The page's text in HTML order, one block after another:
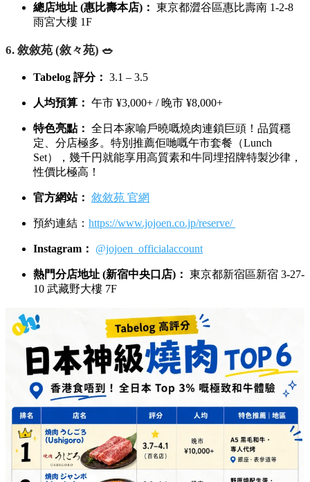
總店地址 (惠比壽本店)： 東京都澀谷區惠比壽南 1-2-8
雨宮大樓 1F
6. 敘敘苑 (敘々苑) 🥗
Tabelog 評分： 3.1 – 3.5
人均預算： 午市 ¥3,000+ / 晚市 ¥8,000+
特色亮點： 全日本家喻戶曉嘅燒肉連鎖巨頭！品質穩
定、分店極多。特別推薦佢哋嘅午市套餐（Lunch
Set），幾千円就能享用高質素和牛同埋招牌特製沙律，
性價比極高！
官方網站： 敘敘苑 官網
預約連結： https://www.jojoen.co.jp/reserve/
Instagram： @jojoen_officialaccount
熱門分店地址 (新宿中央口店)： 東京都新宿區新宿 3-27-
10 武藏野大樓 7F